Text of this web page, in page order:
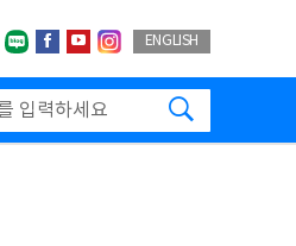
네이버블로그
페이스북
유투브인스타그랩
ENGLISH